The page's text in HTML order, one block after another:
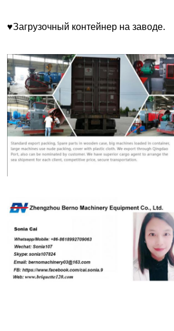
♥Загрузочный контейнер на заводе.